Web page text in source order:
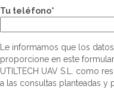
Tu teléfono*
Le informamos que los
proporcione en este
UTILTECH UAV S.L. como
a las consultas planteadas y